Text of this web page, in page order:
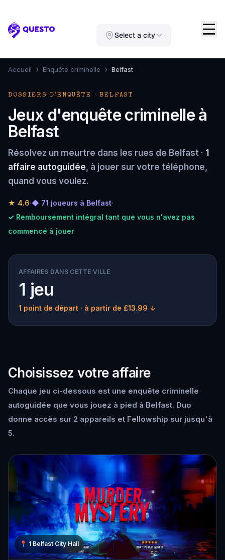
Questo Select a city
Accueil › Enquête criminelle › Belfast
DOSSIERS D'ENQUÊTE · BELFAST
Jeux d'enquête criminelle à
Belfast
Résolvez un meurtre dans les rues de Belfast · 1
affaire autoguidée, à jouer sur votre téléphone,
quand vous voulez.
★ 4.6·◆ 71 joueurs à Belfast·
✓ Remboursement intégral tant que vous n'avez pas
commencé à jouer
AFFAIRES DANS CETTE VILLE
1 jeu
1 point de départ · à partir de £13.99 ↓
Choisissez votre affaire
Chaque jeu ci-dessous est une enquête criminelle
autoguidée que vous jouez à pied à Belfast. Duo
donne accès sur 2 appareils et Fellowship sur jusqu'à
5.
📍 1 Belfast City Hall